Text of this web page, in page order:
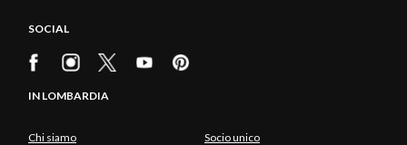
SOCIAL
IN LOMBARDIA
Chi siamo Socio unico